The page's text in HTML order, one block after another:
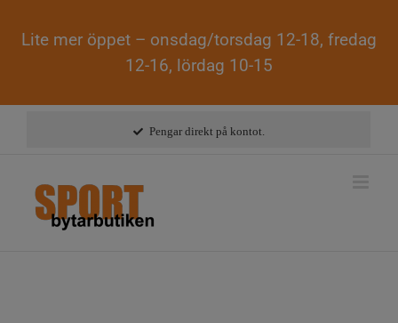
Lite mer öppet – onsdag/torsdag 12-18, fredag
12-16, lördag 10-15
Pengar direkt på kontot.